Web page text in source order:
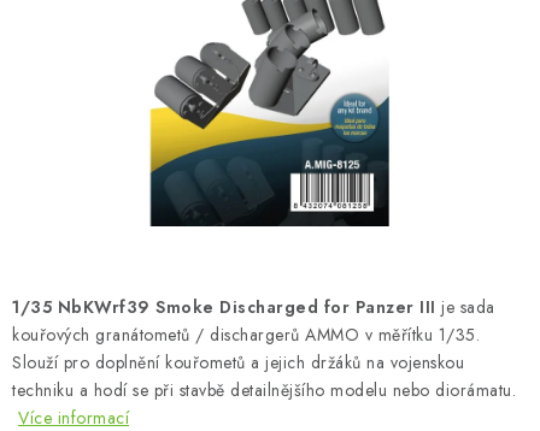
SKY RIDERS COFFEE
DÁRKOVÉ POUKAZY
O nás Moje objednávka Kontakty
Doprava a platba
Obchodní podmínky
Podmínky ochrany osobních údajů
Reklamační řád
Velkoobchod (B2B)
1/35 NbKWrf39 Smoke Discharged for Panzer III je sada
kouřových granátometů / dischargerů AMMO v měřítku 1/35.
Slouží pro doplnění kouřometů a jejich držáků na vojenskou
techniku a hodí se při stavbě detailnějšího modelu nebo diorámatu.
Více informací